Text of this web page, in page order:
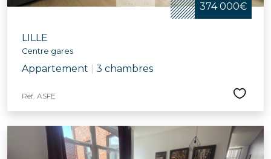
374 000€
LILLE
Centre gares
Appartement 3 chambres
Réf. ASFE